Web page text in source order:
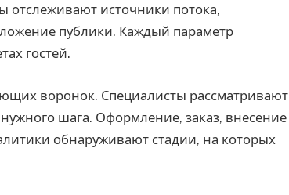
отслеживают источники потока,
публики. Каждый параметр
гостей.
воронок. Специалисты рассматривают
шага. Оформление, заказ, внесение
обнаруживают стадии, на которых